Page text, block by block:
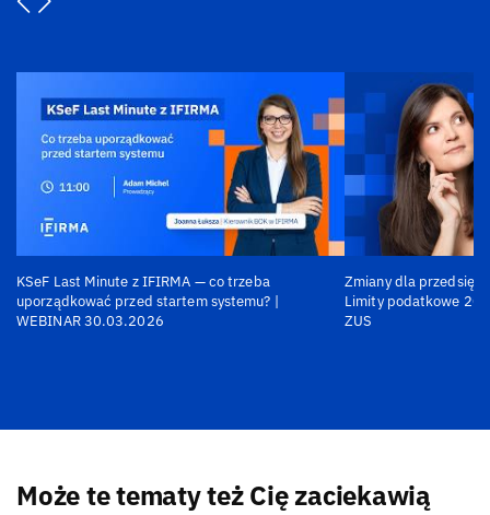
KSeF Last Minute z IFIRMA — co trzeba
uporządkować przed startem systemu? |
WEBINAR 30.03.2026
Zmiany dla
Limity podatkowe
ZUS
Może te tematy też Cię zaciekawią